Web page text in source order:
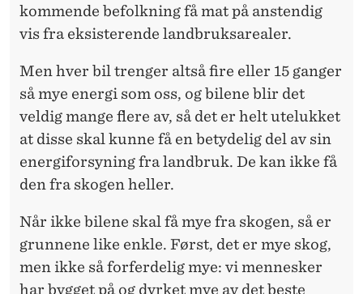
kommende befolkning få mat på anstendig
vis fra eksisterende landbruksarealer.
Men hver bil trenger altså fire eller 15 ganger
så mye energi som oss, og bilene blir det
veldig mange flere av, så det er helt utelukket
at disse skal kunne få en betydelig del av sin
energiforsyning fra landbruk. De kan ikke få
den fra skogen heller.
Når ikke bilene skal få mye fra skogen, så er
grunnene like enkle. Først, det er mye skog,
men ikke så forferdelig mye: vi mennesker
har bygget på og dyrket mye av det beste